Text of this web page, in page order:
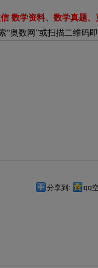
数学资料、数学真题
“奥数网”或扫描二维码
分享到: qq